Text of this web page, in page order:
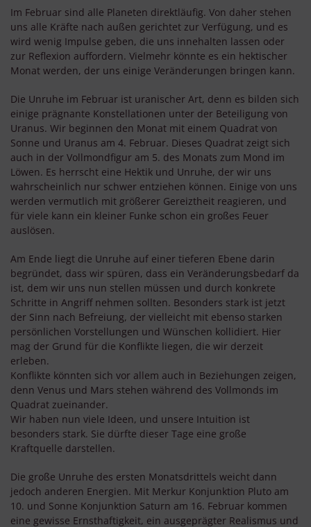
Im Februar sind alle Planeten direktläufig. Von daher stehen
uns alle Kräfte nach außen gerichtet zur Verfügung, und es
wird wenig Impulse geben, die uns innehalten lassen oder
zur Reflexion auffordern. Vielmehr könnte es ein hektischer
Monat werden, der uns einige Veränderungen bringen kann.
Die Unruhe im Februar ist uranischer Art, denn es bilden sich
einige prägnante Konstellationen unter der Beteiligung von
Uranus. Wir beginnen den Monat mit einem Quadrat von
Sonne und Uranus am 4. Februar. Dieses Quadrat zeigt sich
auch in der Vollmondfigur am 5. des Monats zum Mond im
Löwen. Es herrscht eine Hektik und Unruhe, der wir uns
wahrscheinlich nur schwer entziehen können. Einige von uns
werden vermutlich mit größerer Gereiztheit reagieren, und
für viele kann ein kleiner Funke schon ein großes Feuer
auslösen.
Am Ende liegt die Unruhe auf einer tieferen Ebene darin
begründet, dass wir spüren, dass ein Veränderungsbedarf da
ist, dem wir uns nun stellen müssen und durch konkrete
Schritte in Angriff nehmen sollten. Besonders stark ist jetzt
der Sinn nach Befreiung, der vielleicht mit ebenso starken
persönlichen Vorstellungen und Wünschen kollidiert. Hier
mag der Grund für die Konflikte liegen, die wir derzeit
erleben.
Konflikte könnten sich vor allem auch in Beziehungen zeigen,
denn Venus und Mars stehen während des Vollmonds im
Quadrat zueinander.
Wir haben nun viele Ideen, und unsere Intuition ist
besonders stark. Sie dürfte dieser Tage eine große
Kraftquelle darstellen.
Die große Unruhe des ersten Monatsdrittels weicht dann
jedoch anderen Energien. Mit Merkur Konjunktion Pluto am
10. und Sonne Konjunktion Saturn am 16. Februar kommen
eine gewisse Ernsthaftigkeit, ein ausgeprägter Realismus und